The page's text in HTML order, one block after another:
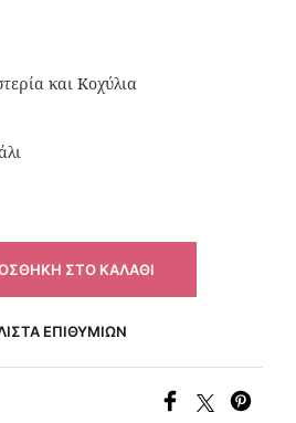
και Κοχύλια
ΣΤΟ ΚΑΛΆΘΙ
ΕΠΙΘΥΜΙΏΝ